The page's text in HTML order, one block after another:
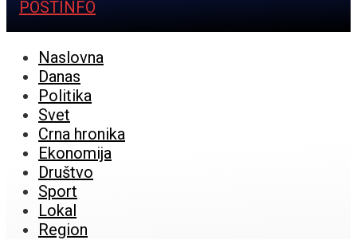
Naslovna
Danas
Politika
Svet
Crna hronika
Ekonomija
Društvo
Sport
Lokal
Region